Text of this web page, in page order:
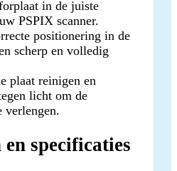
in de juiste
PSPIX scanner.
positionering in de
scherp en volledig
plaat reinigen en
licht om de
verlengen.
specificaties